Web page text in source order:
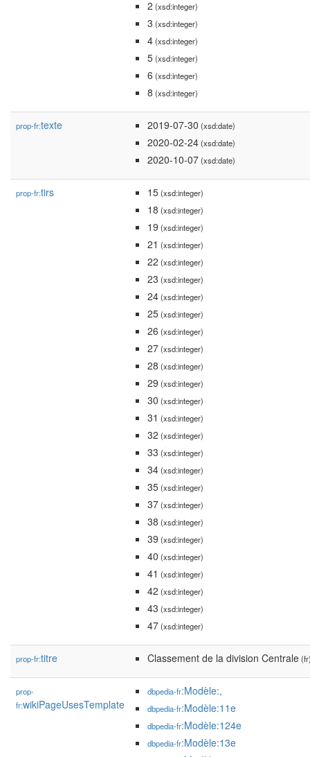
2 (xsd:integer)
3 (xsd:integer)
4(xsd:integer)
5(xsd:integer)
6 (xsd:integer)
8 (xsd:integer)
prop-fr:texte 2019-07-30 (xsd:date)
2020-02-24(xsd:date)
2020-10-07(xsd:date)
prop-fr:tirs 15(xsd:integer)
18 (xsd:integer)
19 (xsd:integer)
21 (xsd:integer)
22 (xsd:integer)
23 (xsd:integer)
24(xsd:integer)
25(xsd:integer)
26 (xsd:integer)
27(xsd:integer)
28 (xsd:integer)
29 (xsd:integer)
30 (xsd:integer)
31 (xsd:integer)
32 (xsd:integer)
33 (xsd:integer)
34(xsd:integer)
35(xsd:integer)
37(xsd:integer)
38 (xsd:integer)
39 (xsd:integer)
40 (xsd:integer)
41 (xsd:integer)
42 (xsd:integer)
43 (xsd:integer)
47(xsd:integer)
prop-fr:titre Classement de la division Centrale
prop-
fr:wikiPageUsesTemplate
dbpedia-fr:Modèle:,
dbpedia-fr:Modèle:11e
dbpedia-fr:Modèle:124e
dbpedia-fr:Modèle:13e